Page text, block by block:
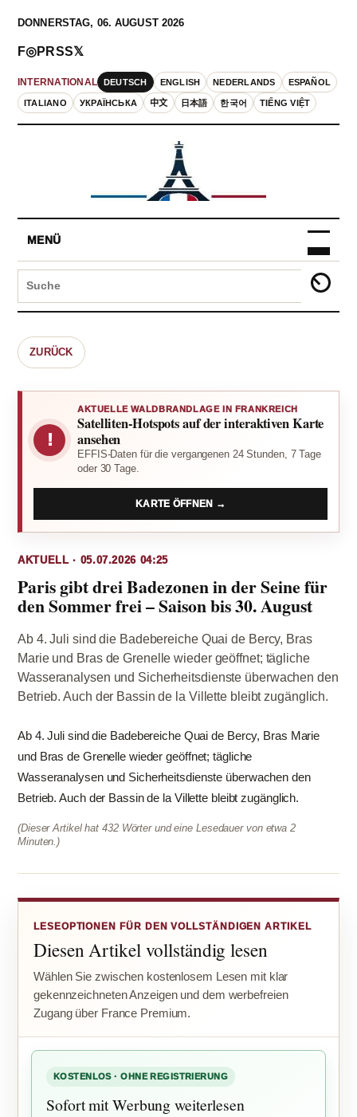
DONNERSTAG, 06. AUGUST 2026
INTERNATIONAL DEUTSCH ENGLISH NEDERLANDS ESPAÑOL
ITALIANO УКРАЇНСЬКА 中文 日本語 한국어 TIẾNG VIỆT
F◎PRSS𝕏
MENÜ
ZURÜCK
!
AKTUELLE WALDBRANDLAGE IN FRANKREICH
Satelliten-Hotspots auf der interaktiven Karte
ansehen
EFFIS-Daten für die vergangenen 24 Stunden, 7 Tage
oder 30 Tage.
KARTE ÖFFNEN →
AKTUELL · 05.07.2026 04:25
Paris gibt drei Badezonen in der Seine für
den Sommer frei – Saison bis 30. August
Ab 4. Juli sind die Badebereiche Quai de Bercy, Bras
Marie und Bras de Grenelle wieder geöffnet; tägliche
Wasseranalysen und Sicherheitsdienste überwachen den
Betrieb. Auch der Bassin de la Villette bleibt zugänglich.
Ab 4. Juli sind die Badebereiche Quai de Bercy, Bras Marie
und Bras de Grenelle wieder geöffnet; tägliche
Wasseranalysen und Sicherheitsdienste überwachen den
Betrieb. Auch der Bassin de la Villette bleibt zugänglich.
(Dieser Artikel hat 432 Wörter und eine Lesedauer von etwa 2
Minuten.)
LESEOPTIONEN FÜR DEN VOLLSTÄNDIGEN ARTIKEL
Diesen Artikel vollständig lesen
Wählen Sie zwischen kostenlosem Lesen mit klar
gekennzeichneten Anzeigen und dem werbefreien
Zugang über France Premium.
KOSTENLOS · OHNE REGISTRIERUNG
Sofort mit Werbung weiterlesen